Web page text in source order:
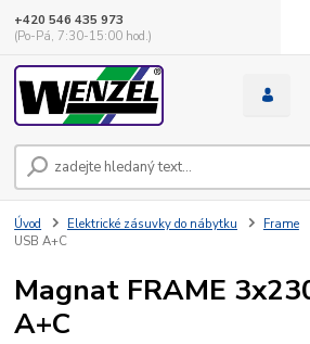
+420 546 435 973
(Po-Pá, 7:30-15:00 hod.)
Úvod Elektrické zásuvky do nábytku Frame
USB A+C
Magnat FRAME
A+C